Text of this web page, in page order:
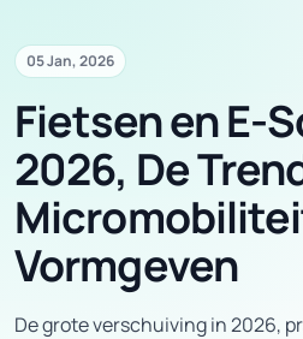
05 Jan, 2026
Fietsen en E-
2026, De
Vormgeven
De grote verschuiving in 2026,